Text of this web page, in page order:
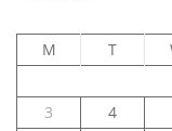
M T
3
4